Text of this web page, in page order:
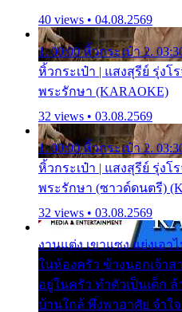
40 views • 04.08.2569
1. 00:00 หิ้วกระเป๋า 2.
หิ้วกระเป๋า | แสงสุรีย์ รุ่งโ
พระรักษา (KARAOKE)
32 views • 03.08.2569
1. 00:00 หิ้วกระเป๋า 2.
หิ้วกระเป๋า | แสงสุรีย์ รุ่งโ
พระรักษา (ซาวด์ดนตรี)
32 views • 03.08.2569
งานแต่ง เขาแซง แย่งเอ
ในห้องครัว ข้างนอกเจ้าส
อยู่ในครัว ทำตัวเป็นเด็ก
บ้านใกล้ พึ่งพาอาศัย จำใ